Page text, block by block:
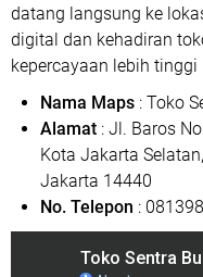
datang langsung ke
digital dan kehadiran
kepercayaan lebih
Nama Maps : Toko
Alamat : Jl. Baros
Kota Jakarta
Jakarta 14440
No. Telepon :